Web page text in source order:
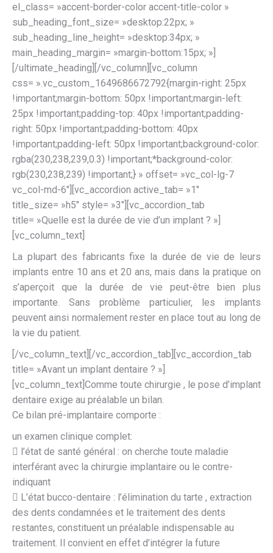
el_class= »accent-border-color accent-title-color »
sub_heading_font_size= »desktop:22px; »
sub_heading_line_height= »desktop:34px; »
main_heading_margin= »margin-bottom:15px; »]
[/ultimate_heading][/vc_column][vc_column
css= ».vc_custom_1649686672792{margin-right: 25px
!important;margin-bottom: 50px !important;margin-left:
25px !important;padding-top: 40px !important;padding-
right: 50px !important;padding-bottom: 40px
!important;padding-left: 50px !important;background-color:
rgba(230,238,239,0.3) !important;*background-color:
rgb(230,238,239) !important;} » offset= »vc_col-lg-7
vc_col-md-6″][vc_accordion active_tab= »1″
title_size= »h5″ style= »3″][vc_accordion_tab
title= »Quelle est la durée de vie d’un implant ? »]
[vc_column_text]
La plupart des fabricants fixe la durée de vie de leurs
implants entre 10 ans et 20 ans, mais dans la pratique on
s’aperçoit que la durée de vie peut-être bien plus
importante. Sans problème particulier, les implants
peuvent ainsi normalement rester en place tout au long de
la vie du patient.
[/vc_column_text][/vc_accordion_tab][vc_accordion_tab
title= »Avant un implant dentaire ? »]
[vc_column_text]Comme toute chirurgie , le pose d’implant
dentaire exige au préalable un bilan.
Ce bilan pré-implantaire comporte :
un examen clinique complet:
 l’état de santé général : on cherche toute maladie
interférant avec la chirurgie implantaire ou le contre-
indiquant
 L’état bucco-dentaire : l’élimination du tarte , extraction
des dents condamnées et le traitement des dents
restantes, constituent un préalable indispensable au
traitement. Il convient en effet d’intégrer la future